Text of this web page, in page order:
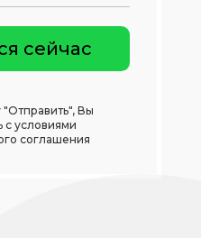
Вы
с условиями
соглашения